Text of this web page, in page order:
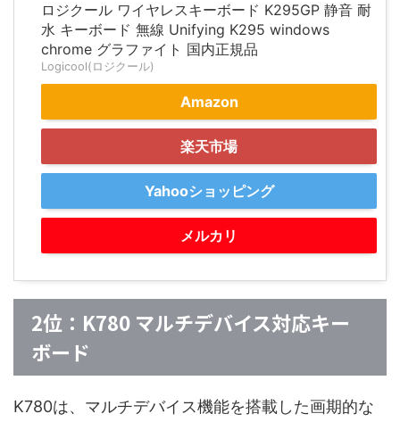
ロジクール ワイヤレスキーボード K295GP 静音 耐
水 キーボード 無線 Unifying K295 windows
chrome グラファイト 国内正規品
Logicool(ロジクール)
Amazon
楽天市場
Yahooショッピング
メルカリ
2位：K780 マルチデバイス対応キー
ボード
K780は、マルチデバイス機能を搭載した画期的な